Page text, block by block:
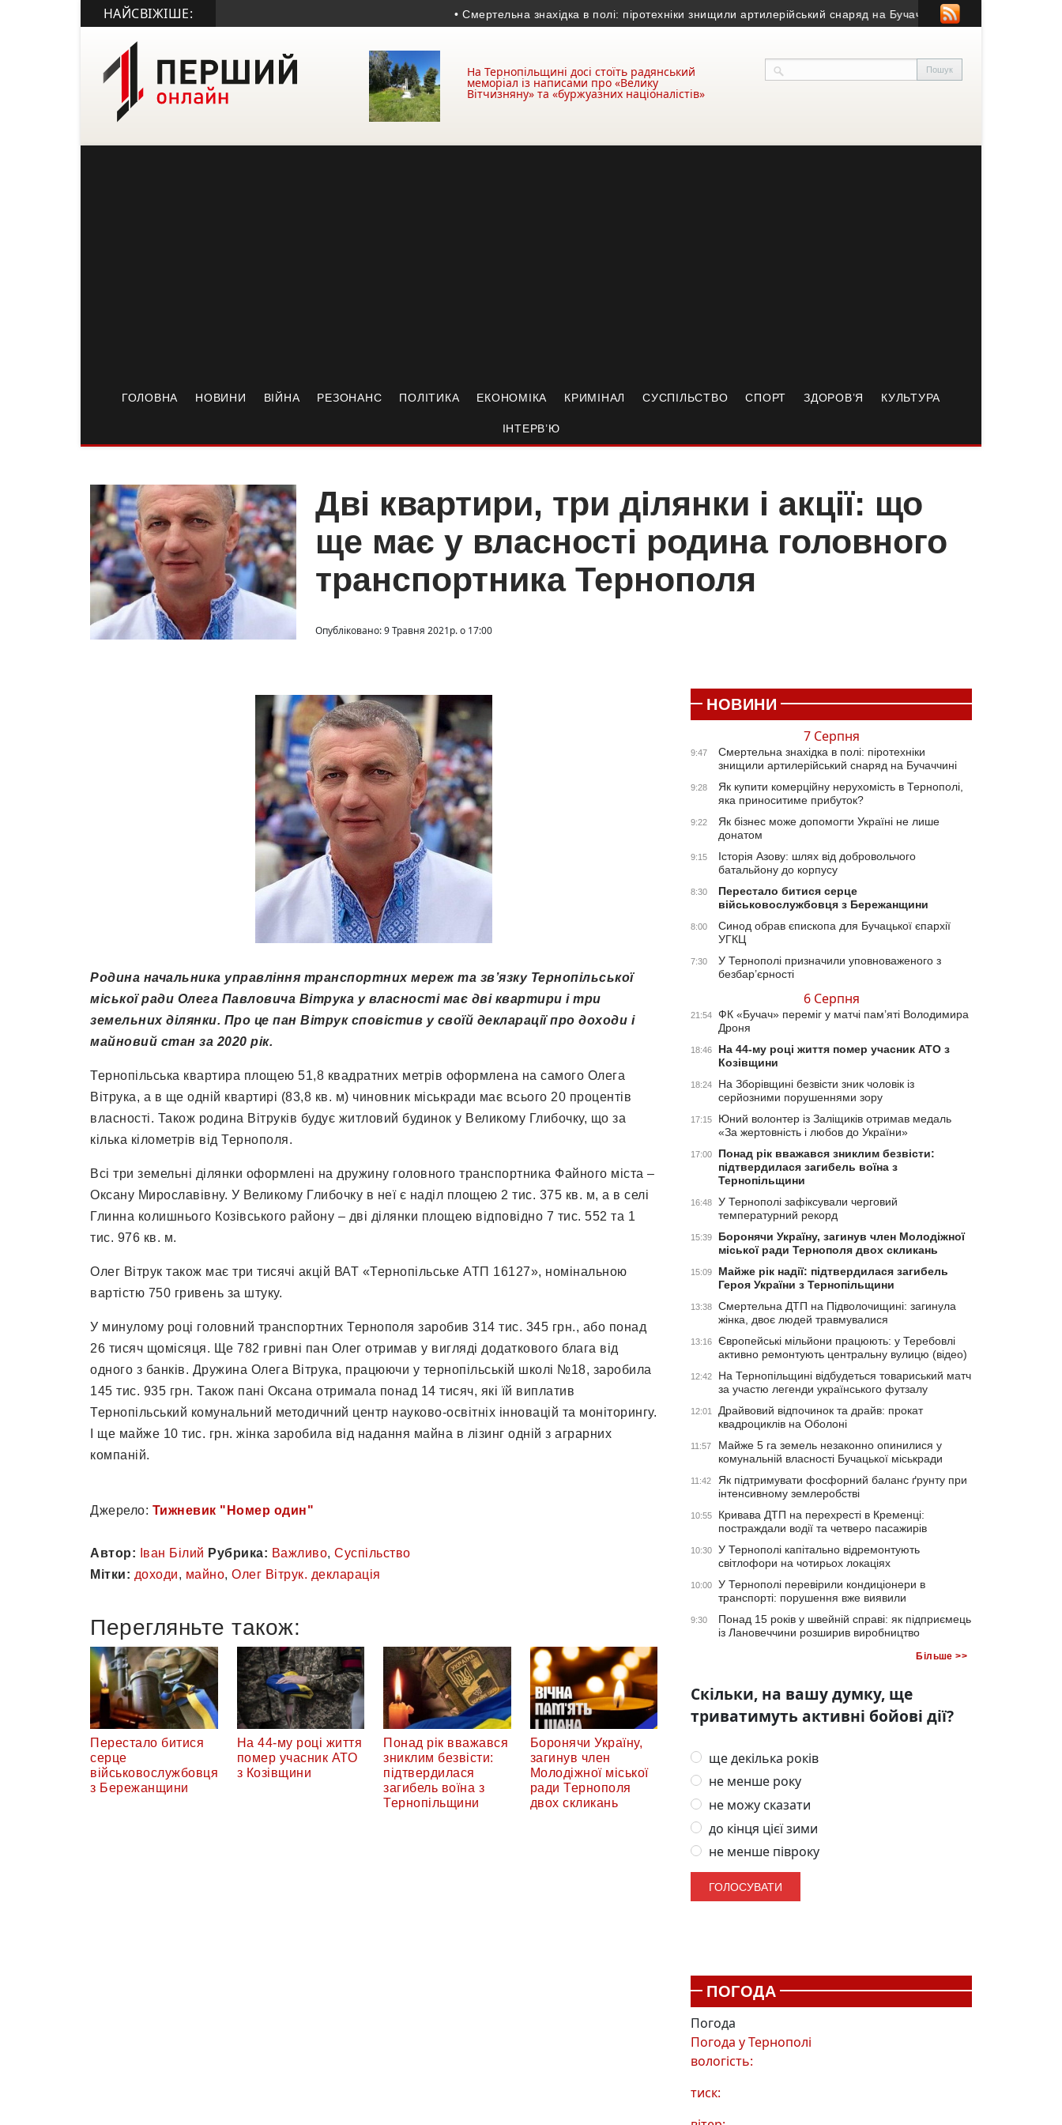
НАЙСВІЖІШЕ: • Смертельна знахідка в полі: піротехніки знищили артилерійський снаряд на Бучаччині • Як купити комерційну
На Тернопільщині досі стоїть радянський
меморіал із написами про «Велику
Вітчизняну» та «буржуазних націоналістів»
ГОЛОВНА НОВИНИ ВІЙНА РЕЗОНАНС ПОЛІТИКА ЕКОНОМІКА КРИМІНАЛ СУСПІЛЬСТВО СПОРТ ЗДОРОВ’Я КУЛЬТУРА
ІНТЕРВ’Ю
Дві квартири, три ділянки і акції: що
ще має у власності родина головного
транспортника Тернополя
Опубліковано: 9 Травня 2021р. о 17:00
Родина начальника управління транспортних мереж та зв’язку Тернопільської
міської ради Олега Павловича Вітрука у власності має дві квартири і три
земельних ділянки. Про це пан Вітрук сповістив у своїй декларації про доходи і
майновий стан за 2020 рік.
Тернопільська квартира площею 51,8 квадратних метрів оформлена на самого Олега
Вітрука, а в ще одній квартирі (83,8 кв. м) чиновник міськради має всього 20 процентів
власності. Також родина Вітруків будує житловий будинок у Великому Глибочку, що за
кілька кілометрів від Тернополя.
Всі три земельні ділянки оформлені на дружину головного транспортника Файного міста –
Оксану Мирославівну. У Великому Глибочку в неї є наділ площею 2 тис. 375 кв. м, а в селі
Глинна колишнього Козівського району – дві ділянки площею відповідно 7 тис. 552 та 1
тис. 976 кв. м.
Олег Вітрук також має три тисячі акцій ВАТ «Тернопільське АТП 16127», номінальною
вартістю 750 гривень за штуку.
У минулому році головний транспортних Тернополя заробив 314 тис. 345 грн., або понад
26 тисяч щомісяця. Ще 782 гривні пан Олег отримав у вигляді додаткового блага від
одного з банків. Дружина Олега Вітрука, працюючи у тернопільській школі №18, заробила
145 тис. 935 грн. Також пані Оксана отримала понад 14 тисяч, які їй виплатив
Тернопільський комунальний методичний центр науково-освітніх інновацій та моніторингу.
І ще майже 10 тис. грн. жінка заробила від надання майна в лізинг одній з аграрних
компаній.
Джерело: Тижневик "Номер один"
Автор: Іван Білий Рубрика: Важливо, Суспільство
Мітки: доходи, майно, Олег Вітрук. декларація
Перегляньте також:
Перестало битися
серце
військовослужбовця
з Бережанщини
На 44-му році життя
помер учасник АТО
з Козівщини
Понад рік вважався
зниклим безвісти:
підтвердилася
загибель воїна з
Тернопільщини
Боронячи Україну,
загинув член
Молодіжної міської
ради Тернополя
двох скликань
НОВИНИ
7 Серпня
9:47
Смертельна знахідка в полі: піротехніки
знищили артилерійський снаряд на Бучаччині
9:28
Як купити комерційну нерухомість в Тернополі,
яка приноситиме прибуток?
9:22
Як бізнес може допомогти Україні не лише
донатом
9:15
Історія Азову: шлях від добровольчого
батальйону до корпусу
8:30
Перестало битися серце
військовослужбовця з Бережанщини
8:00
Синод обрав єпископа для Бучацької єпархії
УГКЦ
7:30
У Тернополі призначили уповноваженого з
безбар’єрності
6 Серпня
21:54
ФК «Бучач» переміг у матчі пам’яті Володимира
Дроня
18:46
На 44-му році життя помер учасник АТО з
Козівщини
18:24
На Зборівщині безвісти зник чоловік із
серйозними порушеннями зору
17:15
Юний волонтер із Заліщиків отримав медаль
«За жертовність і любов до України»
17:00
Понад рік вважався зниклим безвісти:
підтвердилася загибель воїна з
Тернопільщини
16:48
У Тернополі зафіксували черговий
температурний рекорд
15:39
Боронячи Україну, загинув член Молодіжної
міської ради Тернополя двох скликань
15:09
Майже рік надії: підтвердилася загибель
Героя України з Тернопільщини
13:38
Смертельна ДТП на Підволочищині: загинула
жінка, двоє людей травмувалися
13:16
Європейські мільйони працюють: у Теребовлі
активно ремонтують центральну вулицю (відео)
12:42
На Тернопільщині відбудеться товариський матч
за участю легенди українського футзалу
12:01
Драйвовий відпочинок та драйв: прокат
квадроциклів на Оболоні
11:57
Майже 5 га земель незаконно опинилися у
комунальній власності Бучацької міськради
11:42
Як підтримувати фосфорний баланс ґрунту при
інтенсивному землеробстві
10:55
Кривава ДТП на перехресті в Кременці:
постраждали водії та четверо пасажирів
10:30
У Тернополі капітально відремонтують
світлофори на чотирьох локаціях
10:00
У Тернополі перевірили кондиціонери в
транспорті: порушення вже виявили
9:30
Понад 15 років у швейній справі: як підприємець
із Лановеччини розширив виробництво
Більше >>
Скільки, на вашу думку, ще
триватимуть активні бойові дії?
ще декілька років
не менше року
не можу сказати
до кінця цієї зими
не менше півроку
ПОГОДА
Погода
Погода уТернополі
вологість:
тиск: